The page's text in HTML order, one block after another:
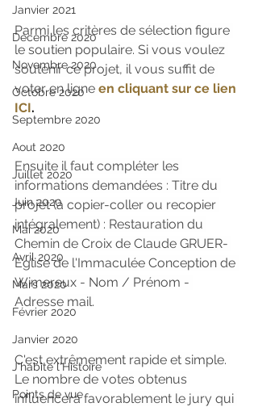
Janvier 2021
Décembre 2020
Novembre 2020
Octobre 2020
Septembre 2020
Aout 2020
Juillet 2020
Juin 2020
Mai 2020
Avril 2020
Mars 2020
Février 2020
Janvier 2020
J'habite l'Histoire
Points de vue
Parmi les critères de sélection figure
le soutien populaire. Si vous voulez
soutenir ce projet, il vous suffit de
voter en ligne en cliquant sur ce lien
ICI.
Ensuite il faut compléter les
informations demandées : Titre du
projet (à copier-coller ou recopier
intégralement) : Restauration du
Chemin de Croix de Claude GRUER-
Eglise de l'Immaculée Conception de
Wimereux - Nom / Prénom -
Adresse mail.
C'est extrêmement rapide et simple.
Le nombre de votes obtenus
influencera favorablement le jury qui